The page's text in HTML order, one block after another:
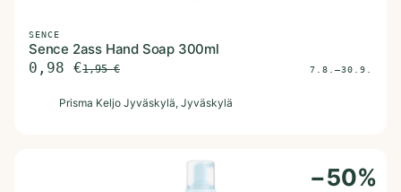
SENCE
Sence 2ass Hand Soap 300ml
0,98 €1,95€ 7.8.–30.9.
Prisma Keljo Jyväskylä, Jyväskylä
−50%